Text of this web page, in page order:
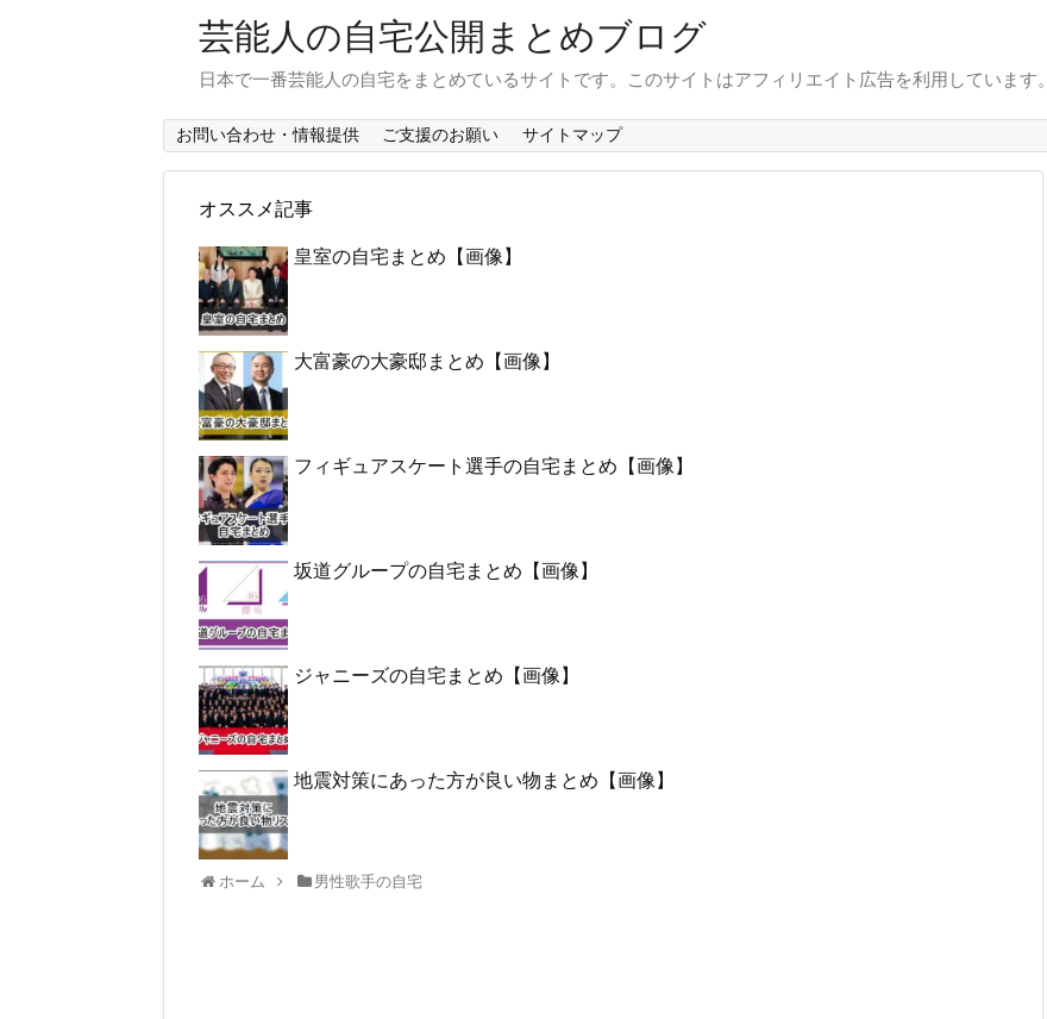
芸能人の自宅公開まとめブログ
日本で一番芸能人の自宅をまとめているサイトです。このサイトはアフィリエイト広告を利用しています。
お問い合わせ・情報提供 ご支援のお願い サイトマップ
オススメ記事
皇室の自宅まとめ【画像】
大富豪の大豪邸まとめ【画像】
フィギュアスケート選手の自宅まとめ【画像】
坂道グループの自宅まとめ【画像】
ジャニーズの自宅まとめ【画像】
地震対策にあった方が良い物まとめ【画像】
ホーム 男性歌手の自宅